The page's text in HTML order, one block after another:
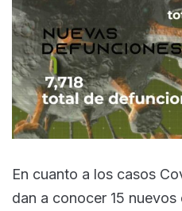
En cuanto a los casos
dan a conocer 15